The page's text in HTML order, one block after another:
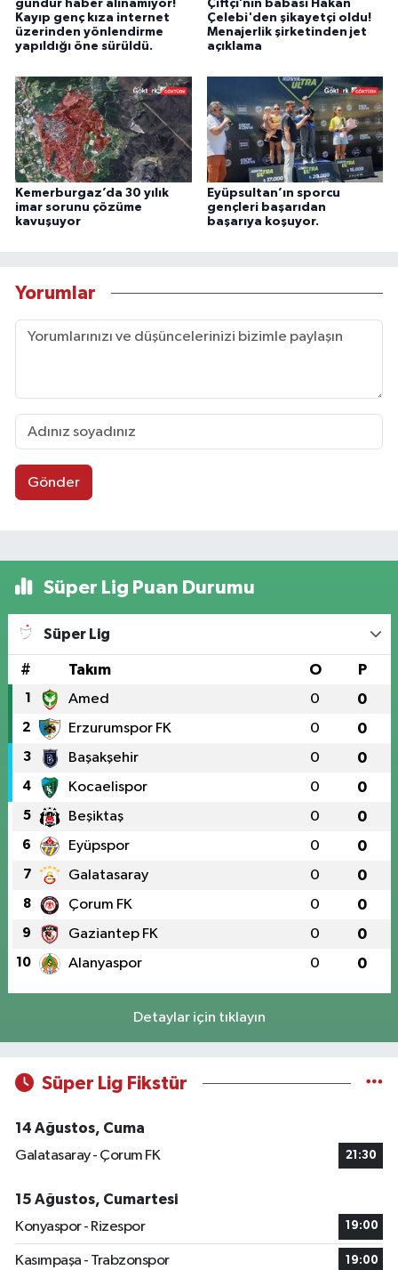
gündür haber alınamıyor!
Kayıp genç kıza internet
üzerinden yönlendirme
yapıldığı öne sürüldü.
Çiftçi’nin babası Hakan
Çelebi'den şikayetçi oldu!
Menajerlik şirketinden jet
açıklama
Kemerburgaz’da 30 yılık
imar sorunu çözüme
kavuşuyor
Eyüpsultan’ın sporcu
gençleri başarıdan
başarıya koşuyor.
Yorumlar
Gönder
Süper Lig Puan Durumu
Süper Lig
# Takım O P
1 Amed 0 0
2 Erzurumspor FK 0 0
3 Başakşehir 0 0
4 Kocaelispor 0 0
5 Beşiktaş 0 0
6 Eyüpspor 0 0
7 Galatasaray 0 0
8 Çorum FK 0 0
9 Gaziantep FK 0 0
10 Alanyaspor 0 0
Detaylar için tıklayın
Süper Lig Fikstür
14 Ağustos, Cuma
Galatasaray - Çorum FK
21:30
15 Ağustos, Cumartesi
Konyaspor - Rizespor
19:00
Kasımpaşa - Trabzonspor 19:00